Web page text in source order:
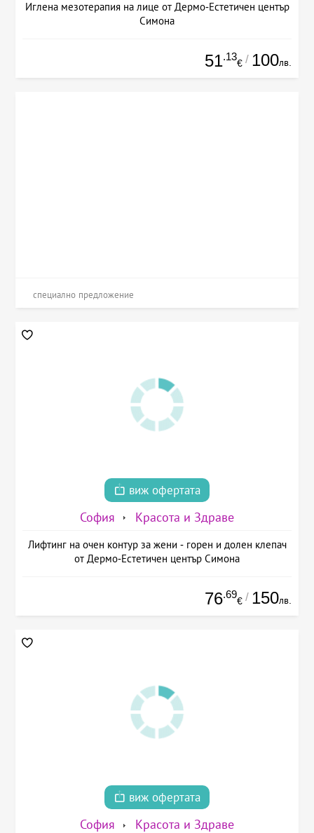
Иглена мезотерапия на лице от Дермо-Естетичен център
Симона
51.13
€ / 100лв.
специално предложение
виж офертата
София Красота и Здраве
Лифтинг на очен контур за жени - горен и долен клепач
от Дермо-Естетичен център Симона
76.69
€ / 150лв.
виж офертата
София Красота и Здраве